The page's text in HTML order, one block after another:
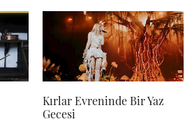
Kırlar Evreninde Bir Yaz
Gecesi